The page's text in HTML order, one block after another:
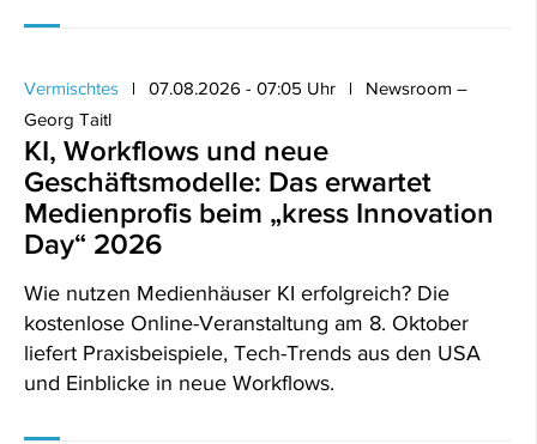
Vermischtes 07.08.2026 - 07:05 Uhr
Newsroom –
Georg Taitl
KI, Workflows und neue
Geschäftsmodelle: Das erwartet
Medienprofis beim „kress Innovation
Day“ 2026
Wie nutzen Medienhäuser KI erfolgreich? Die
kostenlose Online-Veranstaltung am 8. Oktober
liefert Praxisbeispiele, Tech-Trends aus den USA
und Einblicke in neue Workflows.